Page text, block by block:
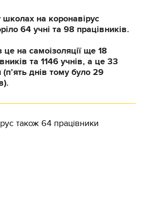
школах на коронавірус
64 учні та 98 працівників.
це на самоізоляції ще 18
та 1146 учнів, а це 33
(п’ять днів тому було 29
також 64 працівники